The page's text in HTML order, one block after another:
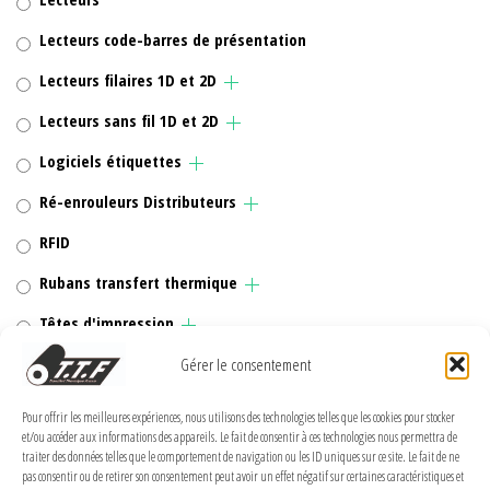
Gérer le consentement
Pour offrir les meilleures expériences, nous utilisons des technologies telles que les cookies pour stocker
et/ou accéder aux informations des appareils. Le fait de consentir à ces technologies nous permettra de
traiter des données telles que le comportement de navigation ou les ID uniques sur ce site. Le fait de ne
pas consentir ou de retirer son consentement peut avoir un effet négatif sur certaines caractéristiques et
Lecteurs code-barres de présentation
Lecteurs filaires 1D et 2D
Lecteurs sans fil 1D et 2D
Logiciels étiquettes
Ré-enrouleurs Distributeurs
RFID
Rubans transfert thermique
Têtes d'impression
MENTIONS LÉGALES
Politique de confidentialité